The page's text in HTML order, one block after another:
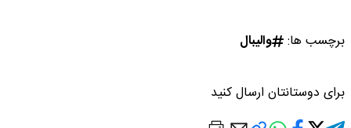
برچسب ها: والیبال
برای دوستانتان ارسال کنید